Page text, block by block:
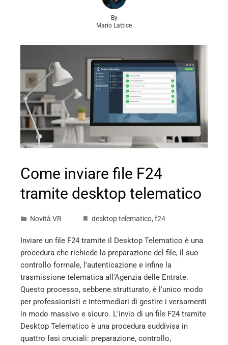
By
Mario Lattice
Come inviare file F24
tramite desktop telematico
Novità VR desktop telematico, f24
Inviare un file F24 tramite il Desktop Telematico è una
procedura che richiede la preparazione del file, il suo
controllo formale, l'autenticazione e infine la
trasmissione telematica all'Agenzia delle Entrate.
Questo processo, sebbene strutturato, è l'unico modo
per professionisti e intermediari di gestire i versamenti
in modo massivo e sicuro. L'invio di un file F24 tramite
Desktop Telematico è una procedura suddivisa in
quattro fasi cruciali: preparazione, controllo,